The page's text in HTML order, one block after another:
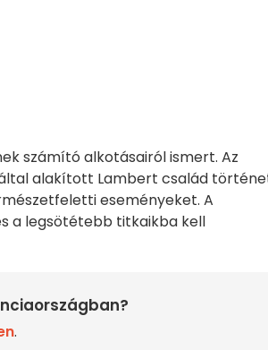
számító alkotásairól ismert. Az
alakított Lambert család
eseményeket. A
a legsötétebb titkaikba kell
.